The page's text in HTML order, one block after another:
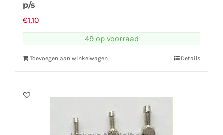
p/s
€1,10
49 op voorraad
Toevoegen aan winkelwagen Details